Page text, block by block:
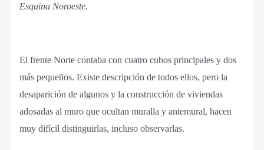
Esquina Noroeste.
El frente Norte contaba con cuatro cubos principales y dos
más pequeños. Existe descripción de todos ellos, pero la
desaparición de algunos y la construcción de viviendas
adosadas al muro que ocultan muralla y antemural, hacen
muy difícil distinguirlas, incluso observarlas.